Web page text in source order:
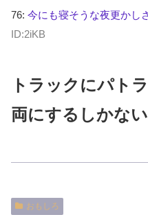
76: 今にも寝そうな夜更かし
ID:2iKB
トラックにパト
両にするしかな
おもしろ